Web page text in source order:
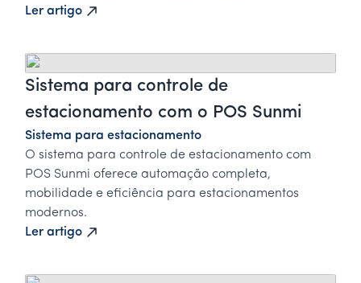
Ler artigo
Sistema para controle de
estacionamento com o POS Sunmi
Sistema para estacionamento
O sistema para controle de estacionamento com
POS Sunmi oferece automação completa,
mobilidade e eficiência para estacionamentos
modernos.
Ler artigo